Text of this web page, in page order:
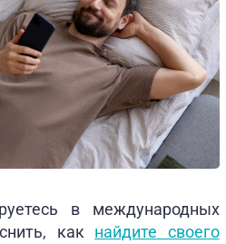
в международных
как найдите своего